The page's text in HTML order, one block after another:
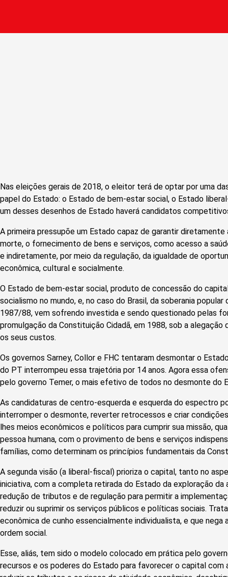
Nas eleições gerais de 2018, o eleitor terá de optar por uma
papel do Estado: o Estado de bem-estar social, o Estado
um desses desenhos de Estado haverá candidatos
A primeira pressupõe um Estado capaz de garantir
morte, o fornecimento de bens e serviços, como acesso a
e indiretamente, por meio da regulação, da igualdade de
econômica, cultural e socialmente.
O Estado de bem-estar social, produto de concessão do
socialismo no mundo, e, no caso do Brasil, da soberania
1987/88, vem sofrendo investida e sendo questionado pelas
promulgação da Constituição Cidadã, em 1988, sob a
os seus custos.
Os governos Sarney, Collor e FHC tentaram desmontar o
do PT interrompeu essa trajetória por 14 anos. Agora essa
pelo governo Temer, o mais efetivo de todos no desmonte do
As candidaturas de centro-esquerda e esquerda do espectro
interromper o desmonte, reverter retrocessos e criar
lhes meios econômicos e políticos para cumprir sua missão,
pessoa humana, com o provimento de bens e serviços
famílias, como determinam os princípios fundamentais da
A segunda visão (a liberal-fiscal) prioriza o capital, tanto no
iniciativa, com a completa retirada do Estado da exploração da
redução de tributos e de regulação para permitir a
reduzir ou suprimir os serviços públicos e políticas sociais.
econômica de cunho essencialmente individualista, e que nega
ordem social.
Esse, aliás, tem sido o modelo colocado em prática pelo
recursos e os poderes do Estado para favorecer o capital com